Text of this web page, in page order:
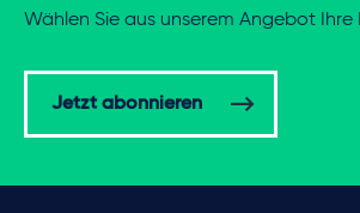
Wählen Sie aus unserem Angebot Ihre
Jetzt abonnieren